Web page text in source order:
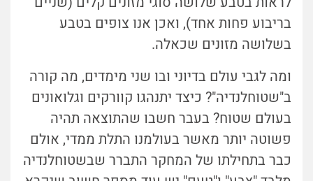
בריבוע פחות אחד), ואכן אנו צופים בטבע
בשלושה מזונים שכאלה.
ומה לגבי עולם בדיוני ובו שני מימדים, מה קורה
ב"שטוחלנדיה"? כיצד יתנהגו קוורקים וגלואונים
בעולם שטוח? בעבר חשבו שהתוצאה תהיה
פשוטה יותר מאשר בעולמנו התלת ממדי, אולם
כבר בתחילתו של המחקר התברר שבשטוחלנדיה